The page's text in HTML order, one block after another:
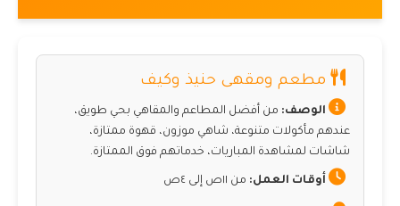
مطعم ومقهى حنيذ وكيف
الوصف: من أفضل المطاعم والمقاهي بحي طويق،
عندهم مأكولات متنوعة، شاهي موزون، قهوة ممتازة،
شاشات لمشاهدة المباريات، خدماتهم فوق الممتازة.
أوقات العمل: من ١١ص إلى ٤ص